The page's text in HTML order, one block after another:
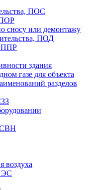
ПОС
ПОР
сносу или демонтажу
ПОД
ППР
здания
газе для объекта
разделов
СВН
воздуха
ЭС